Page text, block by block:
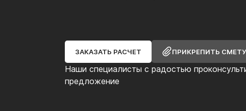
Наши специалисты с радостью
предложение
ЗАКАЗАТЬ РАСЧЕТ ПРИКРЕПИТЬ СМЕТУ